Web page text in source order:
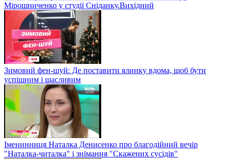
Мірошниченко у студії Сніданку.Вихідний
Зимовий фен-шуй: Де поставити ялинку вдома, щоб бути
успішним і щасливим
Іменинниця Наталка Денисенко про благодійний вечір
"Наталка-читалка" і знімання "Скажених сусідів"